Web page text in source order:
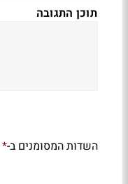
תוכן התגובה
השדות המסומנים ב-*